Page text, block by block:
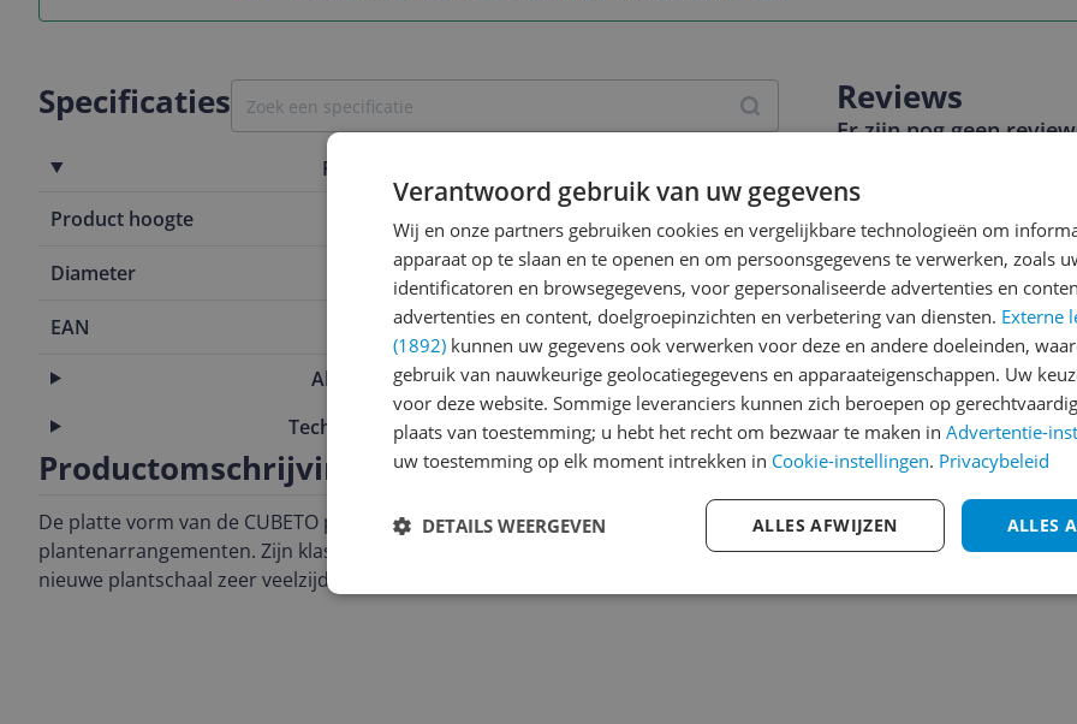
Specificaties
Productafmetingen
Product hoogte
Diameter 30 cm
EAN
4008789138309
Algemene kenmerken
Technische eigenschappen
Productomschrijving
De platte vorm van de CUBETO plantschaal biedt ruimte voor creatieve
plantenarrangementen. Zijn klassieke vorm en natuursteenlook maken deze
nieuwe plantschaal zeer veelzijdig.
Reviews
Er zijn nog geen
Heb jij dit product in
met het schrijven van je
een review gemiddeld
andere bezoekers een
€250,-! Klik hier voor de
Cijfer
Welk cijfer geef jij dit
3
2
1
Verantwoord gebruik van uw gegevens
Wij en onze partners gebruiken cookies en vergelijkbare technologieën om
apparaat op te slaan en te openen en om persoonsgegevens te verwerken, zoals
identificatoren en browsegegevens, voor gepersonaliseerde advertenties en
advertenties en content, doelgroepinzichten en verbetering van diensten. Externe
(1892) kunnen uw gegevens ook verwerken voor deze en andere doeleinden,
gebruik van nauwkeurige geolocatiegegevens en apparaateigenschappen. Uw
voor deze website. Sommige leveranciers kunnen zich beroepen op
plaats van toestemming; u hebt het recht om bezwaar te maken in Advertentie-
uw toestemming op elk moment intrekken in Cookie-instellingen. Privacybeleid
ALLES
ALLES AFWIJZEN
DETAILS WEERGEVEN